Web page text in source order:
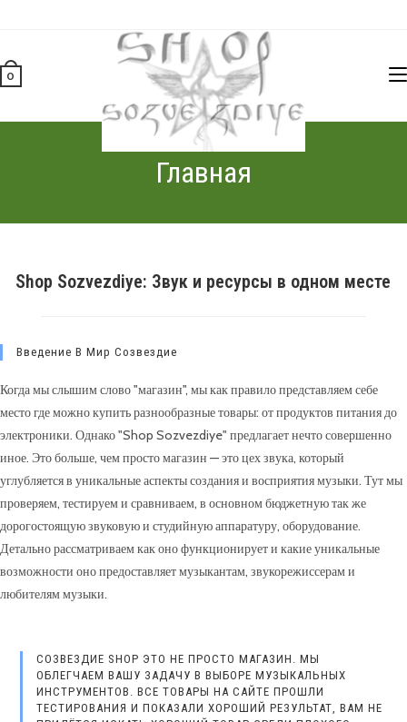
0
Главная
Shop Sozvezdiye: Звук и ресурсы в одном месте
Введение В Мир Созвездие
Когда мы слышим слово "магазин", мы как правило представляем себе
место где можно купить разнообразные товары: от продуктов питания до
электроники. Однако "Shop Sozvezdiye" предлагает нечто совершенно
иное. Это больше, чем просто магазин — это цех звука, который
углубляется в уникальные аспекты создания и восприятия музыки. Тут мы
проверяем, тестируем и сравниваем, в основном бюджетную так же
дорогостоящую звуковую и студийную аппаратуру, оборудование.
Детально рассматриваем как оно функционирует и какие уникальные
возможности оно предоставляет музыкантам, звукорежиссерам и
любителям музыки.
СОЗВЕЗДИЕ SHOP ЭТО НЕ ПРОСТО МАГАЗИН. МЫ
ОБЛЕГЧАЕМ ВАШУ ЗАДАЧУ В ВЫБОРЕ МУЗЫКАЛЬНЫХ
ИНСТРУМЕНТОВ. ВСЕ ТОВАРЫ НА САЙТЕ ПРОШЛИ
ТЕСТИРОВАНИЯ И ПОКАЗАЛИ ХОРОШИЙ РЕЗУЛЬТАТ, ВАМ НЕ